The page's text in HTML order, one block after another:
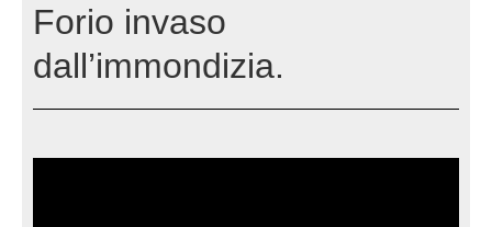
Forio invaso
dall’immondizia.